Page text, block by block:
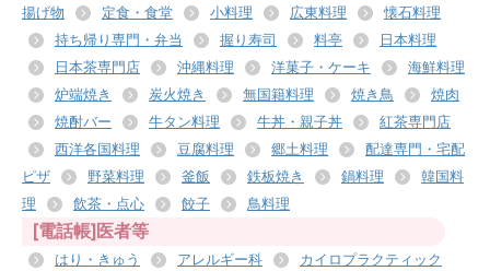
揚げ物
定食・食堂 小料理 広東料理
懐石料理
持ち帰り専門・弁当
握り寿司 料亭
日本料理
日本茶専門店
沖縄料理 洋菓子・ケーキ
海鮮料理
炉端焼き
炭火焼き 無国籍料理 焼き鳥
焼肉
焼酎バー
牛タン料理 牛丼・親子丼
紅茶専門店
西洋各国料理
豆腐料理 郷土料理
配達専門・宅配
ピザ
野菜料理 釜飯 鉄板焼き 鍋料理
韓国料
理
飲茶・点心 餃子 鳥料理
[電話帳]医者等
はり・きゅう アレルギー科
カイロプラクティック